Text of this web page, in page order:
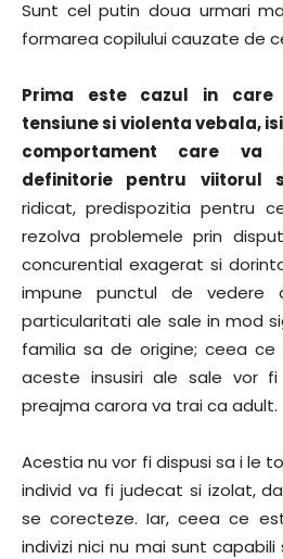
Sunt cel putin doua urmari
formarea copilului cauzate de
Prima este cazul in
tensiune si violenta vebala,
comportament care va
definitorie pentru viitorul
ridicat, predispozitia pentru
rezolva problemele prin
concurential exagerat si
impune punctul de
particularitati ale sale in mod
familia sa de origine; ceea
aceste insusiri ale sale vor
preajma carora va trai ca adult.
Acestia nu vor fi dispusi sa i le
individ va fi judecat si izolat,
se corecteze. Iar, ceea ce
indivizi nici nu mai sunt